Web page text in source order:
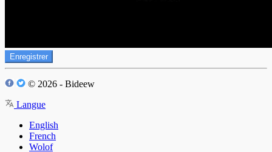
Enregistrer
© 2026 - Bideew
Langue
English
French
Wolof